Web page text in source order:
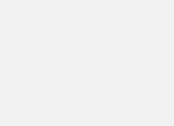
платформ
и инфраструктур VDI.